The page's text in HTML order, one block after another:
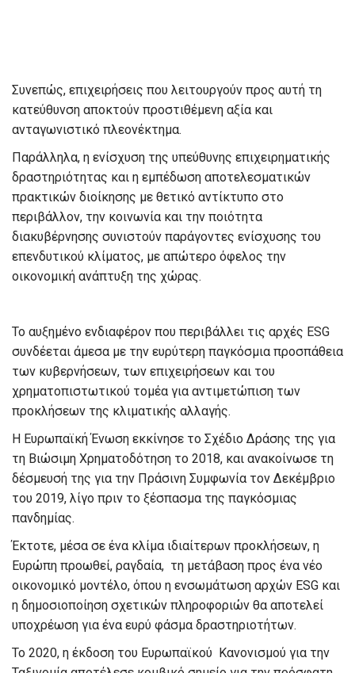
Συνεπώς, επιχειρήσεις που λειτουργούν προς αυτή τη
κατεύθυνση αποκτούν προστιθέμενη αξία και
ανταγωνιστικό πλεονέκτημα.
Παράλληλα, η ενίσχυση της υπεύθυνης επιχειρηματικής
δραστηριότητας και η εμπέδωση αποτελεσματικών
πρακτικών διοίκησης με θετικό αντίκτυπο στο
περιβάλλον, την κοινωνία και την ποιότητα
διακυβέρνησης συνιστούν παράγοντες ενίσχυσης του
επενδυτικού κλίματος, με απώτερο όφελος την
οικονομική ανάπτυξη της χώρας.
Το αυξημένο ενδιαφέρον που περιβάλλει τις αρχές ESG
συνδέεται άμεσα με την ευρύτερη παγκόσμια προσπάθεια
των κυβερνήσεων, των επιχειρήσεων και του
χρηματοπιστωτικού τομέα για αντιμετώπιση των
προκλήσεων της κλιματικής αλλαγής.
Η Ευρωπαϊκή Ένωση εκκίνησε το Σχέδιο Δράσης της για
τη Βιώσιμη Χρηματοδότηση το 2018, και ανακοίνωσε τη
δέσμευσή της για την Πράσινη Συμφωνία τον Δεκέμβριο
του 2019, λίγο πριν το ξέσπασμα της παγκόσμιας
πανδημίας.
Έκτοτε, μέσα σε ένα κλίμα ιδιαίτερων προκλήσεων, η
Ευρώπη προωθεί, ραγδαία, τη μετάβαση προς ένα νέο
οικονομικό μοντέλο, όπου η ενσωμάτωση αρχών ESG και
η δημοσιοποίηση σχετικών πληροφοριών θα αποτελεί
υποχρέωση για ένα ευρύ φάσμα δραστηριοτήτων.
Το 2020, η έκδοση του Ευρωπαϊκού Κανονισμού για την